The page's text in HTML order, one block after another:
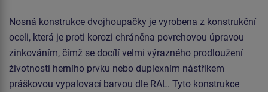
Nosná konstrukce dvojhoupačky je vyrobena z konstrukční
oceli, která je proti korozi chráněna povrchovou úpravou
zinkováním, čímž se docílí velmi výrazného prodloužení
životnosti herního prvku nebo duplexním nástřikem
práškovou vypalovací barvou dle RAL. Tyto konstrukce